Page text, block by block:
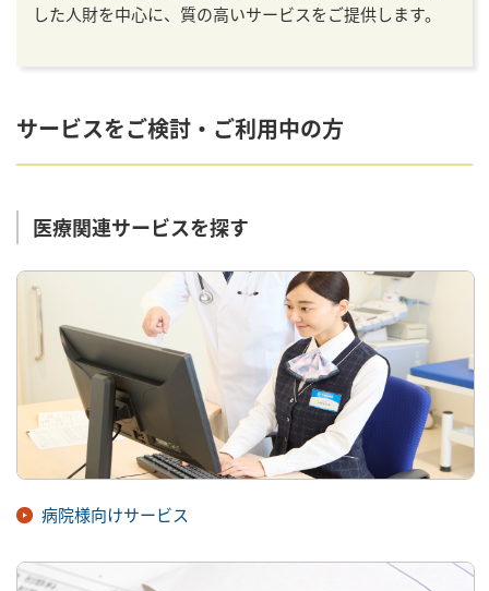
した人財を中心に、質の高いサービスをご提供します。
サービスをご検討・ご利用中の方
医療関連サービスを探す
病院様向けサービス